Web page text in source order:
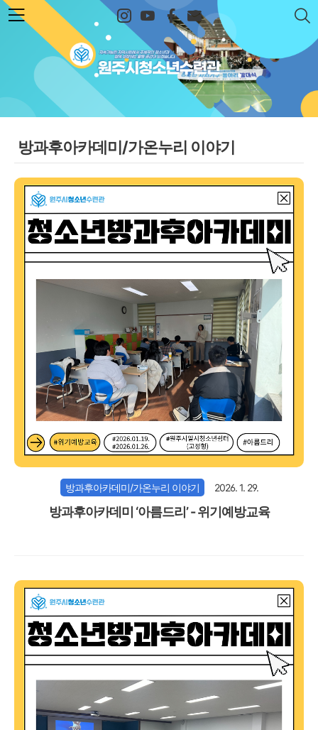
본문 바로가기
원주시청소년수련관
방과후아카데미/가온누리 이야기
방과후아카데미/가온누리 이야기 2026. 1. 29.
방과후아카데미 ‘아름드리’ - 위기예방교육